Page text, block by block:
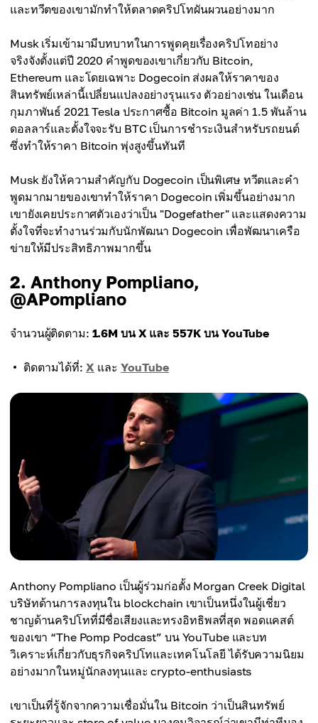
และทวีตของเขามักทำให้ตลาดคริปโทผันผวนอย่างมาก
Musk เริ่มเข้ามามีบทบาทในการพูดคุยเรื่องคริปโทอย่าง
จริงจังตั้งแต่ปี 2020 คำพูดของเขาเกี่ยวกับ Bitcoin,
Ethereum และโดยเฉพาะ Dogecoin ส่งผลให้ราคาของ
สินทรัพย์เหล่านี้เปลี่ยนแปลงอย่างรุนแรง ตัวอย่างเช่น ในเดือน
กุมภาพันธ์ 2021 Tesla ประกาศซื้อ Bitcoin มูลค่า 1.5 พันล้าน
ดอลลาร์และตั้งใจจะรับ BTC เป็นการชำระเงินสำหรับรถยนต์
ซึ่งทำให้ราคา Bitcoin พุ่งสูงขึ้นทันที
Musk ยังให้ความสำคัญกับ Dogecoin เป็นพิเศษ ทวีตและคำ
พูดมากมายของเขาทำให้ราคา Dogecoin เพิ่มขึ้นอย่างมาก
เขายังเคยประกาศตัวเองว่าเป็น "Dogefather" และแสดงความ
ตั้งใจที่จะทำงานร่วมกับนักพัฒนา Dogecoin เพื่อพัฒนาเครือ
ข่ายให้มีประสิทธิภาพมากขึ้น
2. Anthony Pompliano,
@APompliano
จำนวนผู้ติดตาม: 1.6M บน X และ 557K บน YouTube
ติดตามได้ที่: X และ YouTube
Anthony Pompliano เป็นผู้ร่วมก่อตั้ง Morgan Creek Digital
บริษัทด้านการลงทุนใน blockchain เขาเป็นหนึ่งในผู้เชี่ยว
ชาญด้านคริปโทที่มีชื่อเสียงและทรงอิทธิพลที่สุด พอดแคสต์
ของเขา “The Pomp Podcast” บน YouTube และบท
วิเคราะห์เกี่ยวกับธุรกิจคริปโทและเทคโนโลยี ได้รับความนิยม
อย่างมากในหมู่นักลงทุนและ crypto-enthusiasts
เขาเป็นที่รู้จักจากความเชื่อมั่นใน Bitcoin ว่าเป็นสินทรัพย์